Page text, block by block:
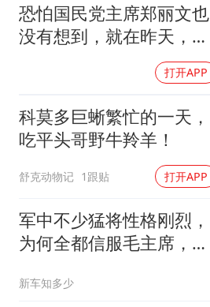
恐怕国民党主席郑丽文也
没有想到，就在昨天，对
打开APP
科莫多巨蜥繁忙的一天，
吃平头哥野牛羚羊！
舒克动物记 1跟贴 打开APP
军中不少猛将性格刚烈，
为何全都信服毛主席，这
新车知多少